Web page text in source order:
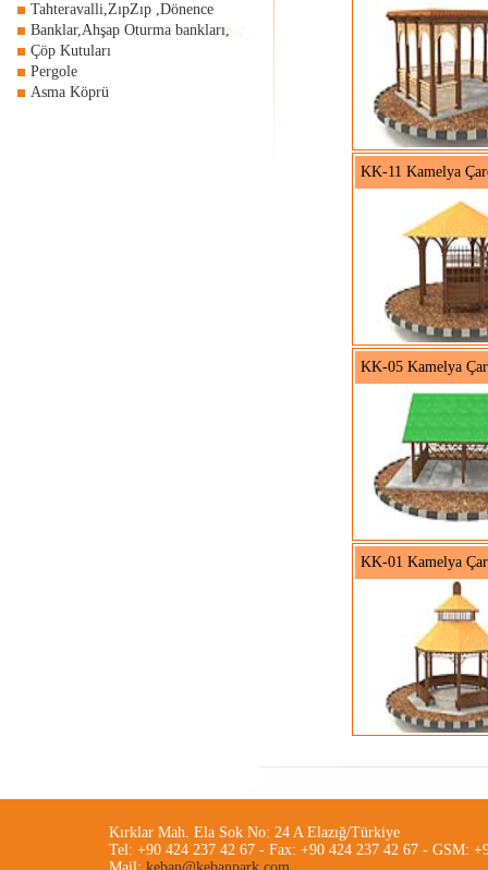
Tahteravalli,ZıpZıp ,Dönence
Banklar,Ahşap Oturma bankları,
Çöp Kutuları
Pergole
Asma Köprü
KK-11 Kamelya
KK-05 Kamelya
KK-01 Kamelya
Kırklar Mah. Ela Sok No: 24 A Elazığ/Türkiye
Tel: +90 424 237 42 67 - Fax: +90 424 237 42 67 - GSM: